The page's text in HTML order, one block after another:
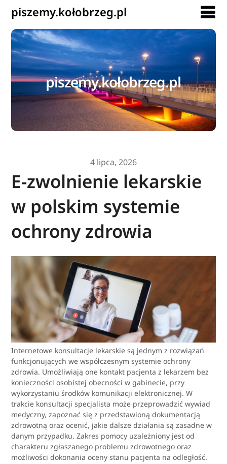
piszemy.kołobrzeg.pl
piszemy.kołobrzeg.pl
4 lipca, 2026
E-zwolnienie lekarskie
w polskim systemie
ochrony zdrowia
Internetowe konsultacje lekarskie są jednym z rozwiązań
funkcjonujących we współczesnym systemie ochrony
zdrowia. Umożliwiają one kontakt pacjenta z lekarzem bez
konieczności osobistej obecności w gabinecie, przy
wykorzystaniu środków komunikacji elektronicznej. W
trakcie konsultacji specjalista może przeprowadzić wywiad
medyczny, zapoznać się z przedstawioną dokumentacją
zdrowotną oraz ocenić, jakie dalsze działania są zasadne w
danym przypadku. Zakres pomocy uzależniony jest od
charakteru zgłaszanego problemu zdrowotnego oraz
możliwości dokonania oceny stanu pacjenta na odległość.